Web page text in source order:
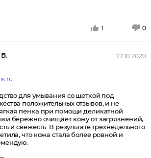
1 0
27.10.2020
для умывания со щеткой под
положительных отзывов, и не
пенка при помощи деликатной
бережно очищает кожу от загрязнений,
и свежесть. В результате трехнедельного
что кожа стала более ровной и